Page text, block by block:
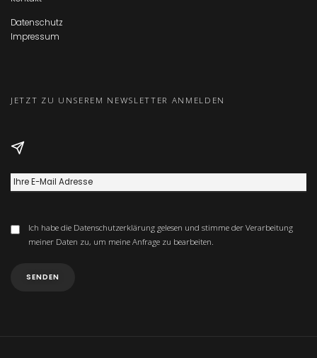
Datenschutz
Impressum
JETZT ZU UNSEREM NEWSLETTER ANMELDEN
Ich habe die Datenschutzerklärung gelesen und stimme der Verarbeitung
meiner Daten zu, um meine Anfrage zu bearbeiten.